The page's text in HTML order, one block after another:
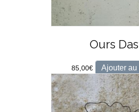
Ours
85,00€ Ajouter au